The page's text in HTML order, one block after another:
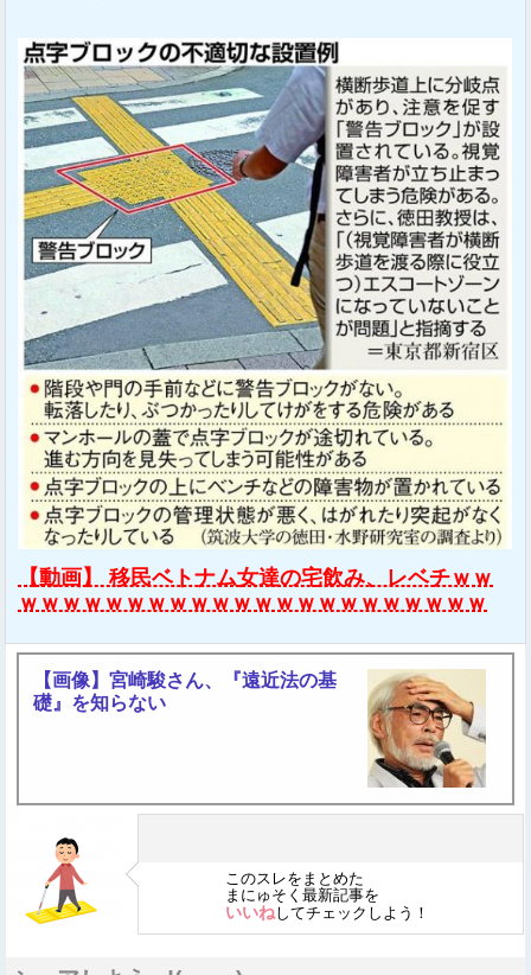
【動画】 移民ベトナム女達の宅飲み、レベチｗｗ
ｗｗｗｗｗｗｗｗｗｗｗｗｗｗｗｗｗｗｗｗｗｗ
【画像】宮崎駿さん、『遠近法の基
礎』を知らない
このスレをまとめた
まにゅそく最新記事を
いいねしてチェックしよう！